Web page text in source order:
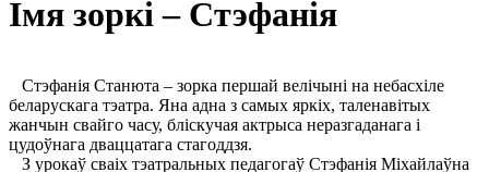
Імя зоркі – Стэфанія
Стэфанія Станюта – зорка першай велічыні на небасхіле
беларускага тэатра. Яна адна з самых яркіх, таленавітых
жанчын свайго часу, бліскучая актрыса неразгаданага і
цудоўнага дваццатага стагоддзя.
З урокаў сваіх тэатральных педагогаў Стэфанія Міхайлаўна